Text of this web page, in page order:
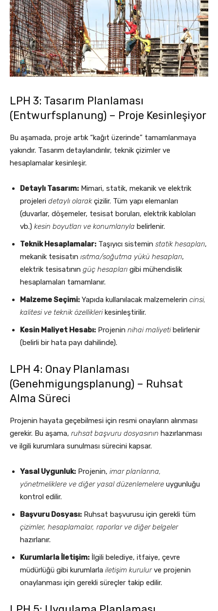
LPH 3: Tasarım Planlaması
(Entwurfsplanung) – Proje Kesinleşiyor
Bu aşamada, proje artık “kağıt üzerinde” tamamlanmaya
yakındır. Tasarım detaylandırılır, teknik çizimler ve
hesaplamalar kesinleşir.
Detaylı Tasarım: Mimari, statik, mekanik ve elektrik
projeleri detaylı olarakçizilir. Tüm yapı elemanları
(duvarlar, döşemeler, tesisat boruları, elektrik kabloları
vb.) kesin boyutları ve konumlarıyla belirlenir.
Teknik Hesaplamalar: Taşıyıcı sistemin statik hesapları,
mekanik tesisatın ısıtma/soğutma yükü hesapları,
elektrik tesisatının güç hesapları gibi mühendislik
hesaplamaları tamamlanır.
Malzeme Seçimi: Yapıda kullanılacak malzemelerin cinsi,
kalitesi ve teknik özelliklerikesinleştirilir.
Kesin Maliyet Hesabı: Projenin nihai maliyetibelirlenir
(belirli bir hata payı dahilinde).
LPH 4: Onay Planlaması
(Genehmigungsplanung) – Ruhsat
Alma Süreci
Projenin hayata geçebilmesi için resmi onayların alınması
gerekir. Bu aşama, ruhsat başvuru dosyasının hazırlanması
ve ilgili kurumlara sunulması sürecini kapsar.
Yasal Uygunluk: Projenin, imar planlarına,
yönetmeliklere ve diğer yasal düzenlemelere uygunluğu
kontrol edilir.
Başvuru Dosyası: Ruhsat başvurusu için gerekli tüm
çizimler, hesaplamalar, raporlar ve diğer belgeler
hazırlanır.
Kurumlarla İletişim: İlgili belediye, itfaiye, çevre
müdürlüğü gibi kurumlarla iletişim kurulurve projenin
onaylanması için gerekli süreçler takip edilir.